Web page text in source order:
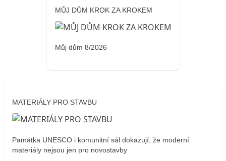
MŮJ DŮM KROK ZA KROKEM
Můj dům 8/2026
MATERIÁLY PRO STAVBU
Památka UNESCO i komunitní sál dokazují, že moderní
materiály nejsou jen pro novostavby